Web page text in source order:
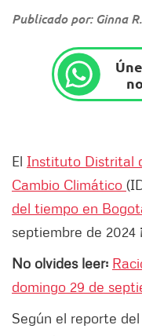
Publicado por: Ginna
El Instituto Distrital
Cambio Climático
del tiempo en
septiembre de 2024
No olvides leer:
domingo 29 de
Según el reporte